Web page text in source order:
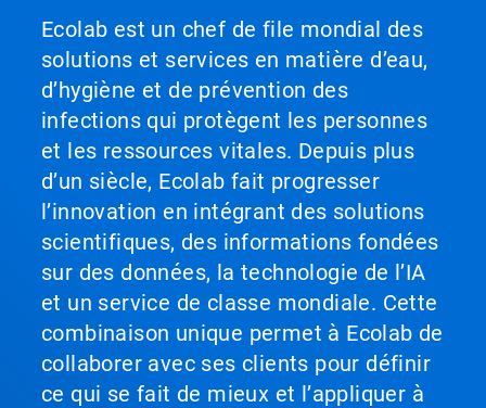
Ecolab est un chef de file mondial des
solutions et services en matière d’eau,
d’hygiène et de prévention des
infections qui protègent les personnes
et les ressources vitales. Depuis plus
d’un siècle, Ecolab fait progresser
l’innovation en intégrant des solutions
scientifiques, des informations fondées
sur des données, la technologie de l’IA
et un service de classe mondiale. Cette
combinaison unique permet à Ecolab de
collaborer avec ses clients pour définir
ce qui se fait de mieux et l’appliquer à